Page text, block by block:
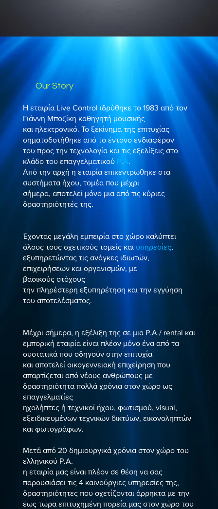
Η εταιρία Live Control ιδρύθηκε το 1983 από τον
Γιάννη Μποζίκη καθηγητή μουσικής
και ηλεκτρονικό. Το ξεκίνημα της επιτυχίας
σηματοδοτήθηκε από το έντονο ενδιαφέρον
του προς την τεχνολογία και τις εξελίξεις στο
κλάδο του επαγγελματικού P. A.
Από την αρχή η εταιρία επικεντρώθηκε στα
συστήματα ήχου, τομέα που μέχρι
σήμερα, αποτελεί μόνο μια από τις κύριες
δραστηριότητές της.
Έχοντας μεγάλη εμπειρία στο χώρο καλύπτει
όλους τους σχετικούς τομείς και υπηρεσίες,
εξυπηρετώντας τις ανάγκες ιδιωτών,
επιχειρήσεων και οργανισμών, με
βασικούς στόχους
την πληρέστερη εξυπηρέτηση και την εγγύηση
του αποτελέσματος.
Μέχρι σήμερα, η εξέλιξη της σε μια P.A./ rental και
εμπορική εταιρία είναι πλέον μόνο ένα από τα
συστατικά που οδηγούν στην επιτυχία
και αποτελεί οικογεννειακή επιχείρηση που
απαρτίζεται από νέους ανθρώπους με
δραστηριότητα πολλά χρόνια στον χώρο ως
επαγγελματίες
ηχολήπτες ή τεχνικοί ήχου, φωτισμού, visual,
εξειδικευμένων τεχνικών δικτύων, εικονοληπτών
και φωτογράφων.
Μετά από 20 δημιουργικά χρόνια στον χώρο του
ελληνικού P.A.
η εταιρία μας είναι πλέον σε θέση να σας
παρουσιάσει τις 4 καινούργιες υπηρεσίες της,
δραστηριότητες που σχετίζονται άρρηκτα με την
έως τώρα επιτυχημένη πορεία μας στον χώρο του
Our Story